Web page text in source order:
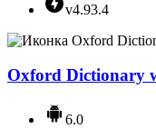
v4.93.4
Оxford Dictionary
6.0